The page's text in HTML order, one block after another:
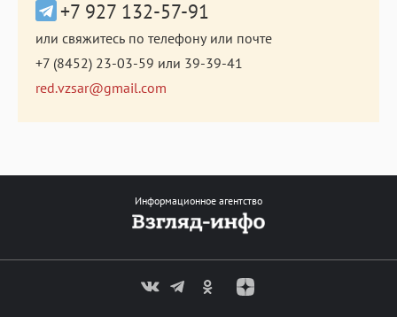
+7 927 132-57-91
или свяжитесь по телефону или почте
+7 (8452) 23-03-59 или 39-39-41
red.vzsar@gmail.com
Информационное агентство